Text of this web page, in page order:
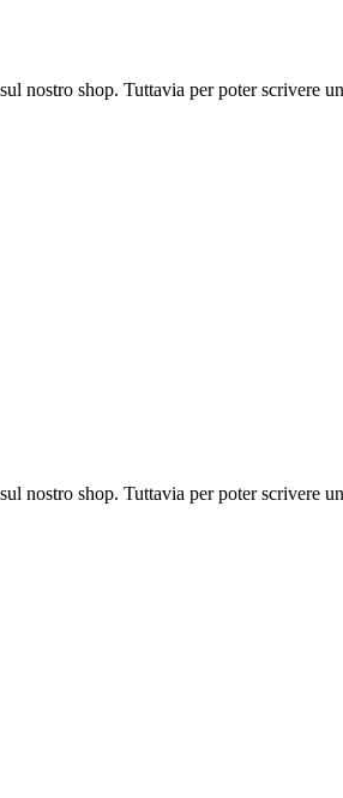
nostro shop. Tuttavia per poter scrivere
nostro shop. Tuttavia per poter scrivere